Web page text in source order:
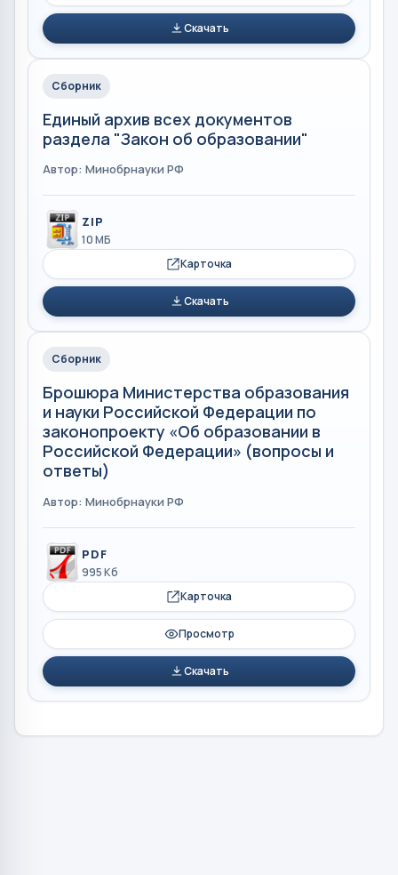
Скачать
Сборник
Единый архив всех документов
раздела "Закон об образовании"
Автор: Минобрнауки РФ
ZIP
10 МБ
Карточка
Скачать
Сборник
Брошюра Министерства образования
и науки Российской Федерации по
законопроекту «Об образовании в
Российской Федерации» (вопросы и
ответы)
Автор: Минобрнауки РФ
PDF
995 Кб
Карточка
Просмотр
Скачать